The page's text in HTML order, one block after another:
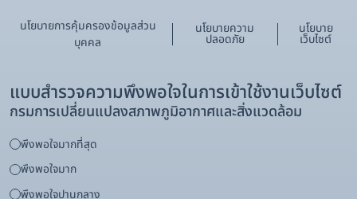
นโยบายการคุ้มครองข้อมูลส่วน
บุคคล
นโยบายความ
ปลอดภัย
นโยบาย
เว็บไซต์
แบบสำรวจความพึงพอใจในการเข้าใช้งานเว็บไซต์
กรมการเปลี่ยนแปลงสภาพภูมิอากาศและสิ่งแวดล้อม
พึงพอใจมากที่สุด
พึงพอใจมาก
พึงพอใจปานกลาง